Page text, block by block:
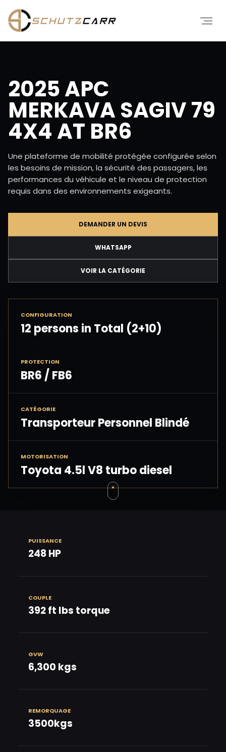
2025 APC
MERKAVA SAGIV 79
4X4 AT BR6
Une plateforme de mobilité protégée configurée selon
les besoins de mission, la sécurité des passagers, les
performances du véhicule et le niveau de protection
requis dans des environnements exigeants.
DEMANDER UN DEVIS
WHATSAPP
VOIR LA CATÉGORIE
CONFIGURATION
12 persons in Total (2+10)
PROTECTION
BR6 / FB6
CATÉGORIE
Transporteur Personnel Blindé
MOTORISATION
Toyota 4.5l V8 turbo diesel
PUISSANCE
248 HP
COUPLE
392 ft lbs torque
GVW
6,300 kgs
REMORQUAGE
3500kgs